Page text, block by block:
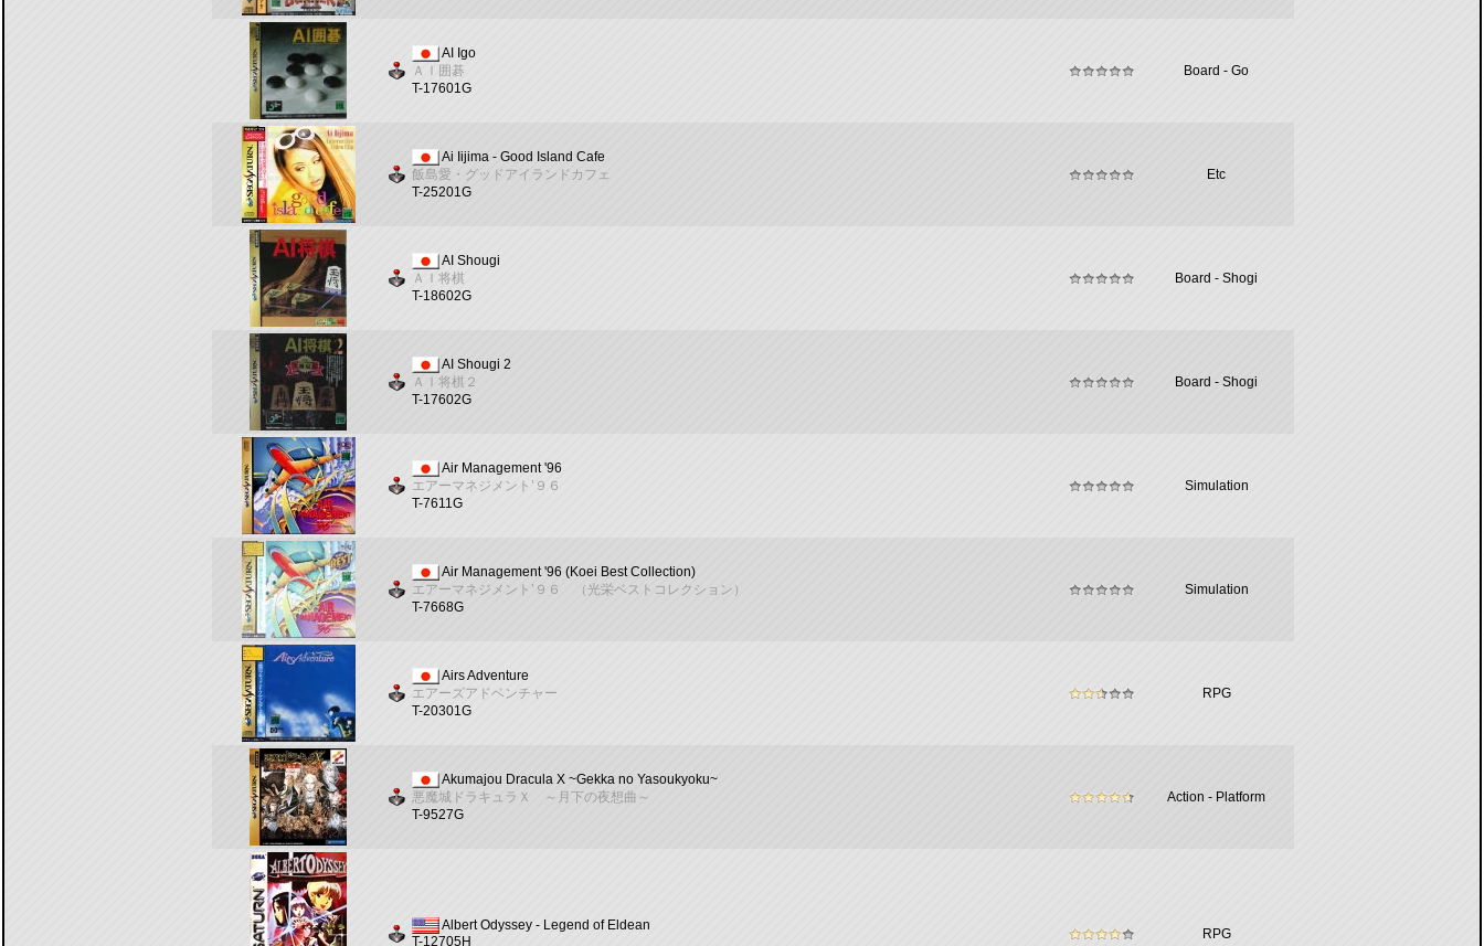
AI Igo
ＡＩ囲碁
T-17601G
Board - Go
Ai Iijima - Good Island Cafe
飯島愛・グッドアイランドカフェ
T-25201G
Etc
AI Shougi
ＡＩ将棋
T-18602G
Board - Shogi
AI Shougi 2
ＡＩ将棋２
T-17602G
Board - Shogi
Air Management '96
エアーマネジメント’９６
T-7611G
Simulation
Air Management '96 (Koei Best Collection)
エアーマネジメント’９６ （光栄ベストコレクション）
T-7668G
Simulation
Airs Adventure
エアーズアドベンチャー
T-20301G
RPG
Akumajou Dracula X ~Gekka no Yasoukyoku~
悪魔城ドラキュラＸ ～月下の夜想曲～
T-9527G
Action - Platform
Albert Odyssey - Legend of Eldean
T-12705H
RPG